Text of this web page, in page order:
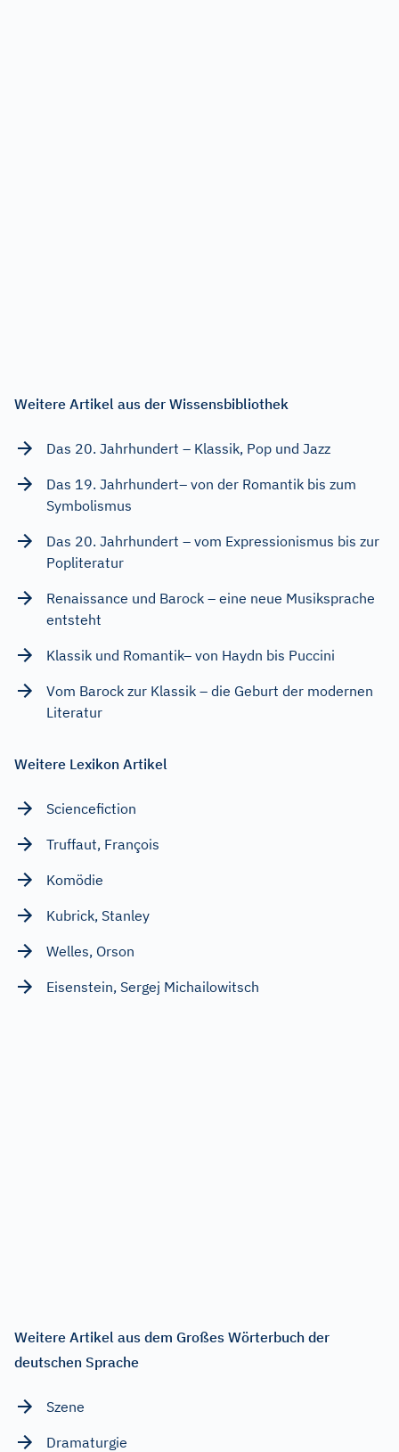
Weitere Artikel aus der Wissensbibliothek
Das 20. Jahrhundert – Klassik, Pop und Jazz
Das 19. Jahrhundert– von der Romantik bis zum
Symbolismus
Das 20. Jahrhundert – vom Expressionismus bis zur
Popliteratur
Renaissance und Barock – eine neue Musiksprache
entsteht
Klassik und Romantik– von Haydn bis Puccini
Vom Barock zur Klassik – die Geburt der modernen
Literatur
Weitere Lexikon Artikel
Sciencefiction
Truffaut, François
Komödie
Kubrick, Stanley
Welles, Orson
Eisenstein, Sergej Michailowitsch
Weitere Artikel aus dem Großes Wörterbuch der
deutschen Sprache
Szene
Dramaturgie